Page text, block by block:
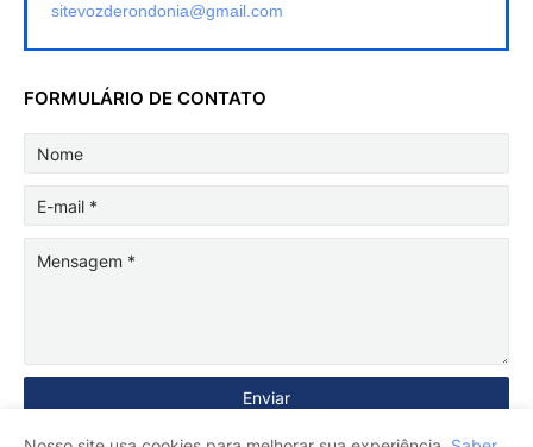
sitevozderondonia@gmail.com
FORMULÁRIO DE CONTATO